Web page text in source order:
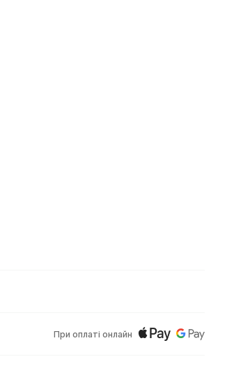
При оплаті онлайн